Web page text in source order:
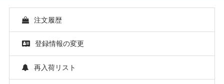
注文履歴
登録情報の変更
再入荷リスト